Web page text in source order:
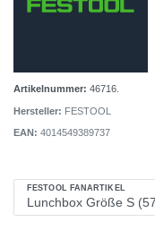
Artikelnummer: 46716.
Hersteller: FESTOOL
EAN: 4014549389737
FESTOOL FANARTIKEL